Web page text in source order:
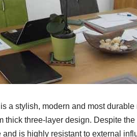
a stylish, modern and most
thick three-layer design. Despite
is highly resistant to external